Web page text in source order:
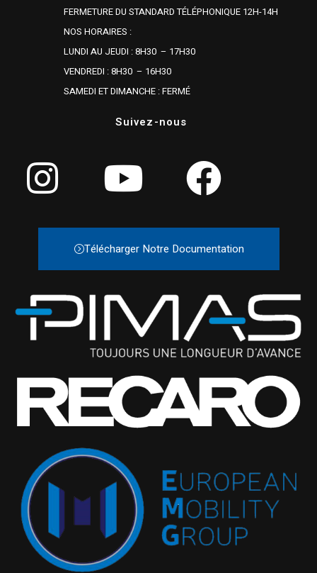
FERMETURE DU STANDARD TÉLÉPHONIQUE 12H-14H
NOS HORAIRES :
LUNDI AU JEUDI : 8H30 – 17H30
VENDREDI : 8H30 – 16H30
SAMEDI ET DIMANCHE : FERMÉ
Suivez-nous
Télécharger Notre Documentation